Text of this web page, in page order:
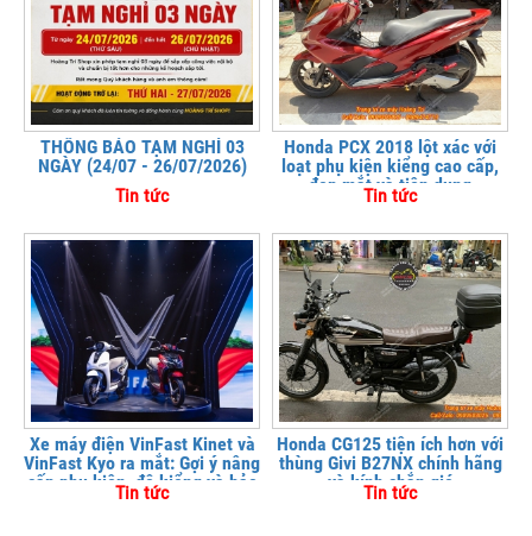
THÔNG BÁO TẠM NGHỈ 03
NGÀY (24/07 - 26/07/2026)
Tin tức
Honda PCX 2018 lột xác với
loạt phụ kiện kiểng cao cấp,
đẹp mắt và tiện dụng
Tin tức
Xe máy điện VinFast Kinet và
VinFast Kyo ra mắt: Gợi ý nâng
cấp phụ kiện, độ kiểng và bảo
vệ xe tại
Tin tức
Honda CG125 tiện ích hơn với
thùng Givi B27NX chính hãng
và kính chắn gió
Tin tức